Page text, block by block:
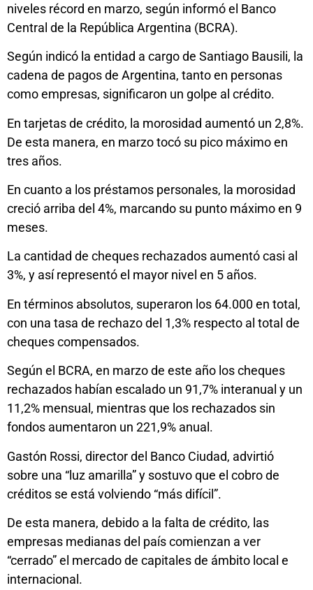
niveles récord en marzo, según informó el Banco
Central de la República Argentina (BCRA).
Según indicó la entidad a cargo de Santiago Bausili, la
cadena de pagos de Argentina, tanto en personas
como empresas, significaron un golpe al crédito.
En tarjetas de crédito, la morosidad aumentó un 2,8%.
De esta manera, en marzo tocó su pico máximo en
tres años.
En cuanto a los préstamos personales, la morosidad
creció arriba del 4%, marcando su punto máximo en 9
meses.
La cantidad de cheques rechazados aumentó casi al
3%, y así representó el mayor nivel en 5 años.
En términos absolutos, superaron los 64.000 en total,
con una tasa de rechazo del 1,3% respecto al total de
cheques compensados.
Según el BCRA, en marzo de este año los cheques
rechazados habían escalado un 91,7% interanual y un
11,2% mensual, mientras que los rechazados sin
fondos aumentaron un 221,9% anual.
Gastón Rossi, director del Banco Ciudad, advirtió
sobre una “luz amarilla” y sostuvo que el cobro de
créditos se está volviendo “más difícil”.
De esta manera, debido a la falta de crédito, las
empresas medianas del país comienzan a ver
“cerrado” el mercado de capitales de ámbito local e
internacional.